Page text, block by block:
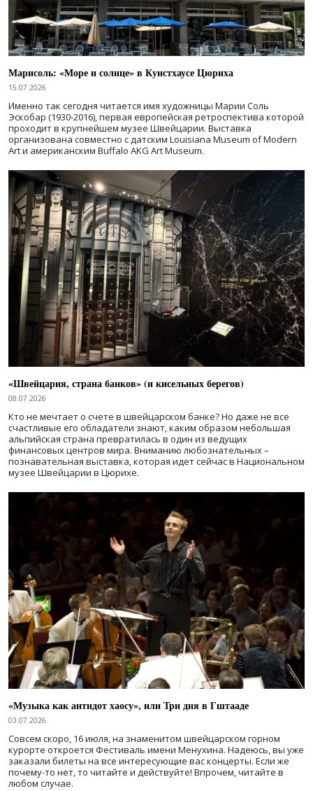
Марисоль: «Море и солнце» в Кунстхаусе Цюриха
15.07.2026
Именно так сегодня читается имя художницы Марии Соль
Эскобар (1930-2016), первая европейская ретроспектива которой
проходит в крупнейшем музее Швейцарии. Выставка
организована совместно с датским Louisiana Museum of Modern
Art и американским Buffalo AKG Art Museum.
«Швейцария, страна банков» (и кисельных берегов)
08.07.2026
Кто не мечтает о счете в швейцарском банке? Но даже не все
счастливые его обладатели знают, каким образом небольшая
альпийская страна превратилась в один из ведущих
финансовых центров мира. Вниманию любознательных –
познавательная выставка, которая идет сейчас в Национальном
музее Швейцарии в Цюрихе.
«Музыка как антидот хаосу», или Три дня в Гштааде
03.07.2026
Совсем скоро, 16 июля, на знаменитом швейцарском горном
курорте откроется Фестиваль имени Менухина. Надеюсь, вы уже
заказали билеты на все интересующие вас концерты. Если же
почему-то нет, то читайте и действуйте! Впрочем, читайте в
любом случае.